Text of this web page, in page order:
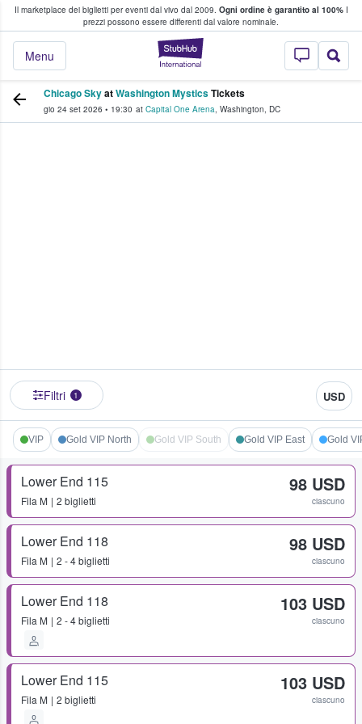
Il marketplace dei biglietti per eventi dal vivo dal 2009. Ogni ordine è garantito al 100%I
prezzi possono essere differenti dal valore nominale.
StubHub - Dove
Menu
fan comprano e vendono biglietti
Chicago SkyatWashington MysticsTickets
gio 24 set 2026 • 19:30 at Capital One Arena, Washington, DC
Filtri 1 USD
VIP Gold VIP North Gold VIP South Gold VIP East Gold
Lower End 115
Fila M 2 biglietti
98 USD
ciascuno
Lower End 118
Fila M 2 - 4 biglietti
98 USD
ciascuno
Lower End 118
Fila M 2 - 4 biglietti
103 USD
ciascuno
Lower End 115
Fila M 2 biglietti
103 USD
ciascuno